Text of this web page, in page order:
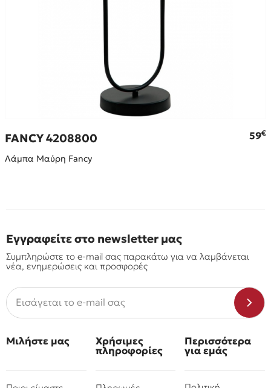
FANCY 4208800 59€
Λάμπα Μαύρη Fancy
Εγγραφείτε στο newsletter μας
Συμπληρώστε το e-mail σας παρακάτω για να λαμβάνεται
νέα, ενημερώσεις και προσφορές
Μιλήστε μας Χρήσιμες
πληροφορίες
Περισσότερα
για εμάς